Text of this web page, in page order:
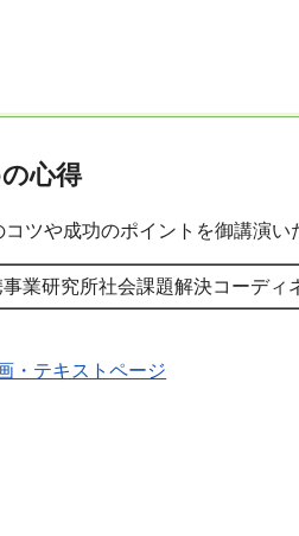
心得
ツや成功のポイントを御講演い
業研究所社会課題解決コーディ
・テキストページ